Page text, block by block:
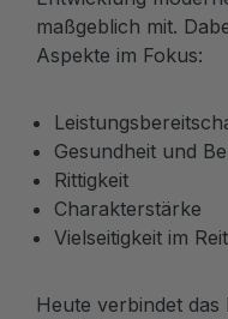
maßgeblich mit.
Aspekte im Fokus:
Gesundheit und
Rittigkeit
Charakterstärke
Vielseitigkeit im
Heute verbindet das